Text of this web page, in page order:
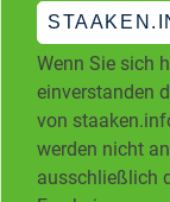
Wenn Sie sich
einverstanden
von
werden nicht
ausschließlich